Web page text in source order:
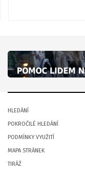
HLEDÁNÍ
POKROČILÉ HLEDÁNÍ
PODMÍNKY VYUŽITÍ
MAPA STRÁNEK
TIRÁŽ